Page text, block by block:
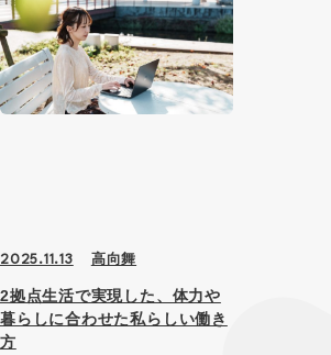
2025.11.13 高向舞
2拠点生活で実現した、体力や
暮らしに合わせた私らしい働き
方